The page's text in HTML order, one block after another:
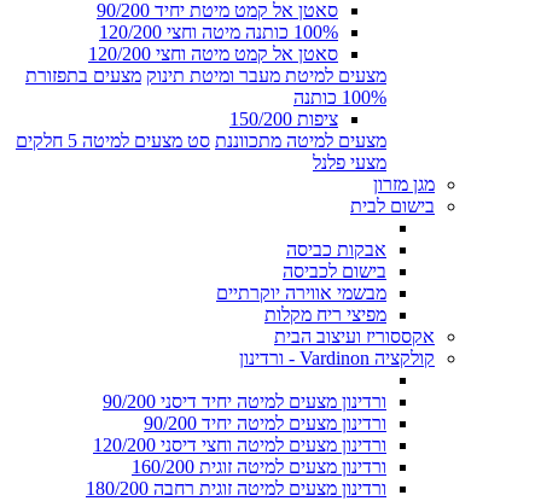
סאטן אל קמט מיטת יחיד 90/200
100% כותנה מיטה וחצי 120/200
סאטן אל קמט מיטה וחצי 120/200
מצעים למיטת מעבר ומיטת תינוק מצעים בתפזורת
100% כותנה
ציפות 150/200
מצעים למיטה מתכווננת סט מצעים למיטה 5 חלקים
מצעי פלנל
מגן מזרון
בישום לבית
אבקות כביסה
בישום לכביסה
מבשמי אווירה יוקרתיים
מפיצי ריח מקלות
אקססוריז ועיצוב הבית
קולקציה Vardinon - ורדינון
ורדינון מצעים למיטה יחיד דיסני 90/200
ורדינון מצעים למיטה יחיד 90/200
ורדינון מצעים למיטה וחצי דיסני 120/200
ורדינון מצעים למיטה זוגית 160/200
ורדינון מצעים למיטה זוגית רחבה 180/200